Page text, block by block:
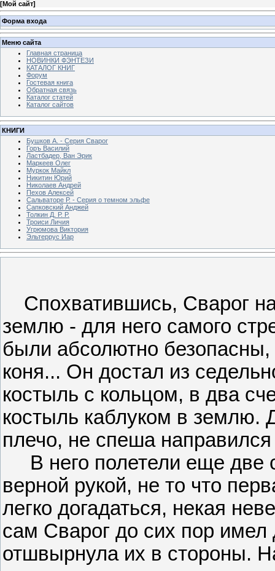
[Мой сайт]
Форма входа
Меню сайта
Главная страница
НОВИНКИ ФЭНТЕЗИ
КАТАЛОГ КНИГ
Форум
Гостевая книга
Обратная связь
Каталог статей
Каталог сайтов
КНИГИ
Бушков А. - Серия Сварог
Горъ Василий
Ластбадер, Ван Эрик
Маркеев Олег
Муркок Майкл
Никитин Юрий
Николаев Андрей
Пехов Алексей
Сальваторе Р. - Серия о темном эльфе
Сапковский Анджей
Толкин Д. Р. Р.
Троиси Личия
Угрюмова Виктория
Эльтеррус Иар
Спохватившись, Сварог
землю - для него самого
были абсолютно безопасны,
коня... Он достал из
костыль с кольцом, в два
костыль каблуком в землю.
плечо, не спеша
В него полетели еще две
верной рукой, не то что
легко догадаться, некая
сам Сварог до сих пор имел
отшвырнула их в стороны.